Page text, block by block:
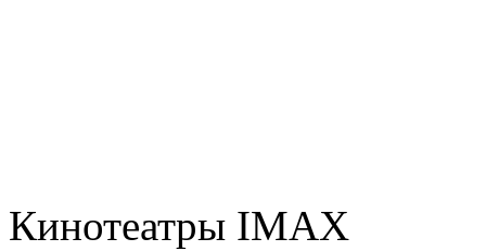
Кинотеатры IMAX